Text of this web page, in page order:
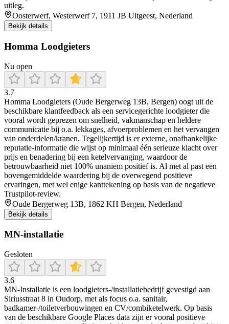
uitleg.
Oosterwerf, Westerwerf 7, 1911 JB Uitgeest, Nederland
Bekijk details
Homma Loodgieters
Nu open
3.7
Homma Loodgieters (Oude Bergerweg 13B, Bergen) oogt uit de
beschikbare klantfeedback als een servicegerichte loodgieter die
vooral wordt geprezen om snelheid, vakmanschap en heldere
communicatie bij o.a. lekkages, afvoerproblemen en het vervangen
van onderdelen/kranen. Tegelijkertijd is er externe, onafhankelijke
reputatie-informatie die wijst op minimaal één serieuze klacht over
prijs en benadering bij een ketelvervanging, waardoor de
betrouwbaarheid niet 100% unaniem positief is. Al met al past een
bovengemiddelde waardering bij de overwegend positieve
ervaringen, met wel enige kanttekening op basis van de negatieve
Trustpilot-review.
Oude Bergerweg 13B, 1862 KH Bergen, Nederland
Bekijk details
MN-installatie
Gesloten
3.6
MN-Installatie is een loodgieters-/installatiebedrijf gevestigd aan
Siriusstraat 8 in Oudorp, met als focus o.a. sanitair,
badkamer-/toiletverbouwingen en CV/combiketelwerk. Op basis
van de beschikbare Google Places data zijn er vooral positieve